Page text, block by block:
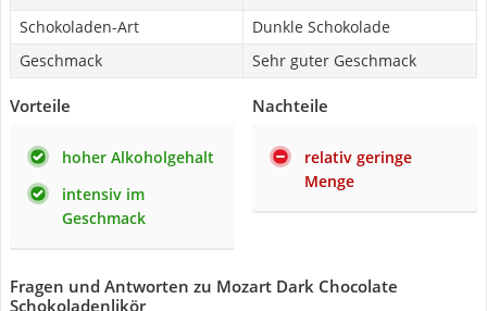
Schokoladen-Art
Dunkle Schokolade
Geschmack
Sehr guter Geschmack
Vorteile
hoher Alkoholgehalt
intensiv im
Geschmack
Nachteile
relativ geringe
Menge
Fragen und Antworten zu Mozart Dark Chocolate
Schokoladenlikör